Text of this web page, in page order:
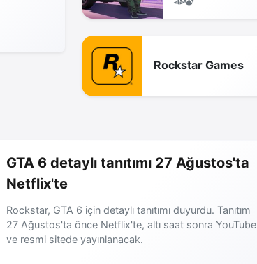
Rockstar Games
GTA 6 detaylı tanıtımı 27 Ağustos'ta
Netflix'te
Rockstar, GTA 6 için detaylı tanıtımı duyurdu. Tanıtım
27 Ağustos'ta önce Netflix'te, altı saat sonra YouTube
ve resmi sitede yayınlanacak.